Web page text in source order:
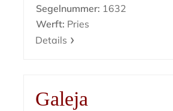
Segelnummer: 1632
Werft: Pries
Details
Galeja